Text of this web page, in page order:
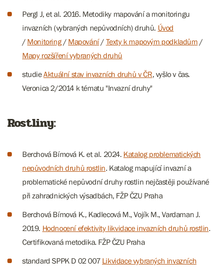
Pergl J, et al. 2016. Metodiky mapování a monitoringu
invazních (vybraných nepůvodních) druhů. Úvod
/ Monitoring/ Mapování/ Texty k mapovým podkladům /
Mapy rozšíření vybraných druhů
studieAktuální stav invazních druhů v ČR, vyšlo v čas.
Veronica 2/2014 k tématu "Invazní druhy"
Rostliny:
Berchová Bímová K. et al. 2024. Katalog problematických
nepůvodních druhů rostlin. Katalog mapující invazní a
problematické nepůvodní druhy rostlin nejčastěji používané
při zahradnických výsadbách, FŽP ČZU Praha
Berchová Bímová K., Kadlecová M., Vojík M., Vardaman J.
2019. Hodnocení efektivity likvidace invazních druhů rostlin.
Certifikovaná metodika. FŽP ČZU Praha
standard SPPK D 02 007 Likvidace vybraných invazních